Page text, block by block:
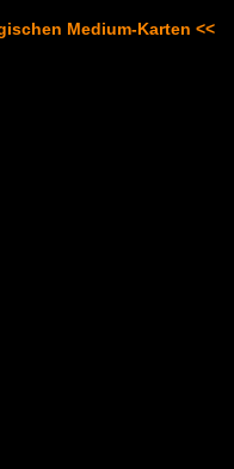
Medium-Karten <<